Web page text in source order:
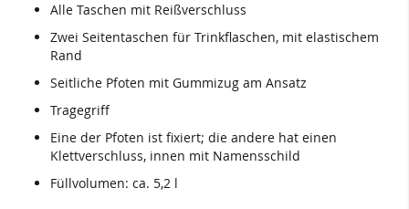
Alle Taschen mit Reißverschluss
Zwei Seitentaschen für Trinkflaschen, mit elastischem
Rand
Seitliche Pfoten mit Gummizug am Ansatz
Tragegriff
Eine der Pfoten ist fixiert; die andere hat einen
Klettverschluss, innen mit Namensschild
Füllvolumen: ca. 5,2 l